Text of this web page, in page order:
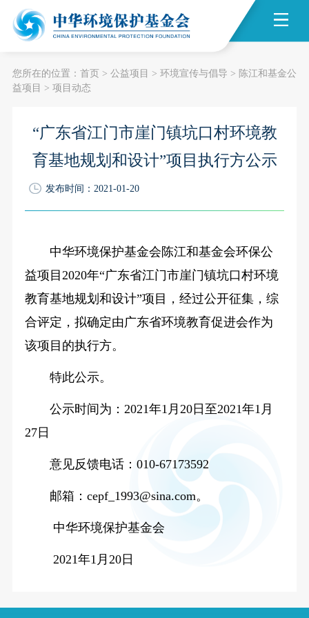
您所在的位置： 首页> 公益项目 > 环境宣传与倡导 > 陈江和基金公
益项目 > 项目动态
“广东省江门市崖门镇坑口村环境教
育基地规划和设计”项目执行方公示
发布时间：2021-01-20
中华环境保护基金会陈江和基金会环保公
益项目2020年“广东省江门市崖门镇坑口村环境
教育基地规划和设计”项目，经过公开征集，综
合评定，拟确定由广东省环境教育促进会作为
该项目的执行方。
特此公示。
公示时间为：2021年1月20日至2021年1月
27日
意见反馈电话：010-67173592
邮箱：cepf_1993@sina.com。
中华环境保护基金会
2021年1月20日